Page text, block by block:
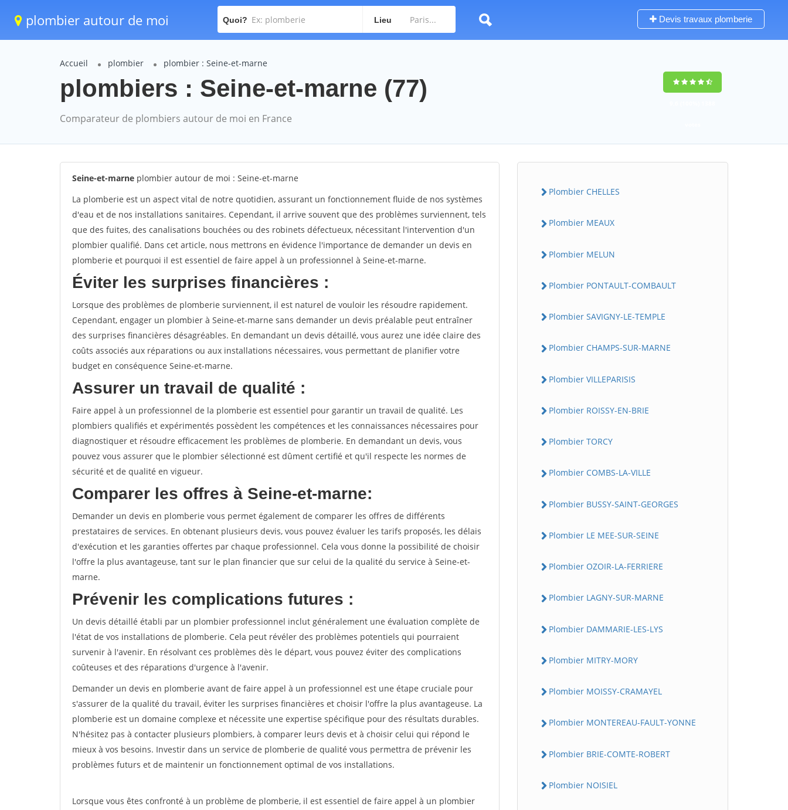
plombier autour de moi Quoi? Lieu Devis travaux plomberie
Accueil plombier plombier : Seine-et-marne
plombiers : Seine-et-marne (77)
Comparateur de plombiers autour de moi en France
Seine-et-marne plombier autour de moi : Seine-et-marne
La plomberie est un aspect vital de notre quotidien, assurant un fonctionnement fluide de nos systèmes
d'eau et de nos installations sanitaires. Cependant, il arrive souvent que des problèmes surviennent, tels
que des fuites, des canalisations bouchées ou des robinets défectueux, nécessitant l'intervention d'un
plombier qualifié. Dans cet article, nous mettrons en évidence l'importance de demander un devis en
plomberie et pourquoi il est essentiel de faire appel à un professionnel à Seine-et-marne.
Éviter les surprises financières :
Lorsque des problèmes de plomberie surviennent, il est naturel de vouloir les résoudre rapidement.
Cependant, engager un plombier à Seine-et-marne sans demander un devis préalable peut entraîner
des surprises financières désagréables. En demandant un devis détaillé, vous aurez une idée claire des
coûts associés aux réparations ou aux installations nécessaires, vous permettant de planifier votre
budget en conséquence Seine-et-marne.
Assurer un travail de qualité :
Faire appel à un professionnel de la plomberie est essentiel pour garantir un travail de qualité. Les
plombiers qualifiés et expérimentés possèdent les compétences et les connaissances nécessaires pour
diagnostiquer et résoudre efficacement les problèmes de plomberie. En demandant un devis, vous
pouvez vous assurer que le plombier sélectionné est dûment certifié et qu'il respecte les normes de
sécurité et de qualité en vigueur.
Comparer les offres à Seine-et-marne:
Demander un devis en plomberie vous permet également de comparer les offres de différents
prestataires de services. En obtenant plusieurs devis, vous pouvez évaluer les tarifs proposés, les délais
d'exécution et les garanties offertes par chaque professionnel. Cela vous donne la possibilité de choisir
l'offre la plus avantageuse, tant sur le plan financier que sur celui de la qualité du service à Seine-et-
marne.
Prévenir les complications futures :
Un devis détaillé établi par un plombier professionnel inclut généralement une évaluation complète de
l'état de vos installations de plomberie. Cela peut révéler des problèmes potentiels qui pourraient
survenir à l'avenir. En résolvant ces problèmes dès le départ, vous pouvez éviter des complications
coûteuses et des réparations d'urgence à l'avenir.
Demander un devis en plomberie avant de faire appel à un professionnel est une étape cruciale pour
s'assurer de la qualité du travail, éviter les surprises financières et choisir l'offre la plus avantageuse. La
plomberie est un domaine complexe et nécessite une expertise spécifique pour des résultats durables.
N'hésitez pas à contacter plusieurs plombiers, à comparer leurs devis et à choisir celui qui répond le
mieux à vos besoins. Investir dans un service de plomberie de qualité vous permettra de prévenir les
problèmes futurs et de maintenir un fonctionnement optimal de vos installations.
Lorsque vous êtes confronté à un problème de plomberie, il est essentiel de faire appel à un plombier
Plombier CHELLES
Plombier MEAUX
Plombier MELUN
Plombier PONTAULT-COMBAULT
Plombier SAVIGNY-LE-TEMPLE
Plombier CHAMPS-SUR-MARNE
Plombier VILLEPARISIS
Plombier ROISSY-EN-BRIE
Plombier TORCY
Plombier COMBS-LA-VILLE
Plombier BUSSY-SAINT-GEORGES
Plombier LE MEE-SUR-SEINE
Plombier OZOIR-LA-FERRIERE
Plombier LAGNY-SUR-MARNE
Plombier DAMMARIE-LES-LYS
Plombier MITRY-MORY
Plombier MOISSY-CRAMAYEL
Plombier MONTEREAU-FAULT-YONNE
Plombier BRIE-COMTE-ROBERT
Plombier NOISIEL